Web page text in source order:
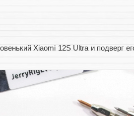
Xiaomi 12S Ultra и подверг